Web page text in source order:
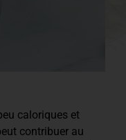
caloriques et
contribuer au